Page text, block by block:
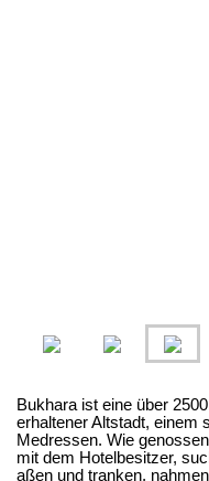
Bukhara ist eine über
erhaltener Altstadt, einem
Medressen. Wie
mit dem Hotelbesitzer,
aßen und tranken,